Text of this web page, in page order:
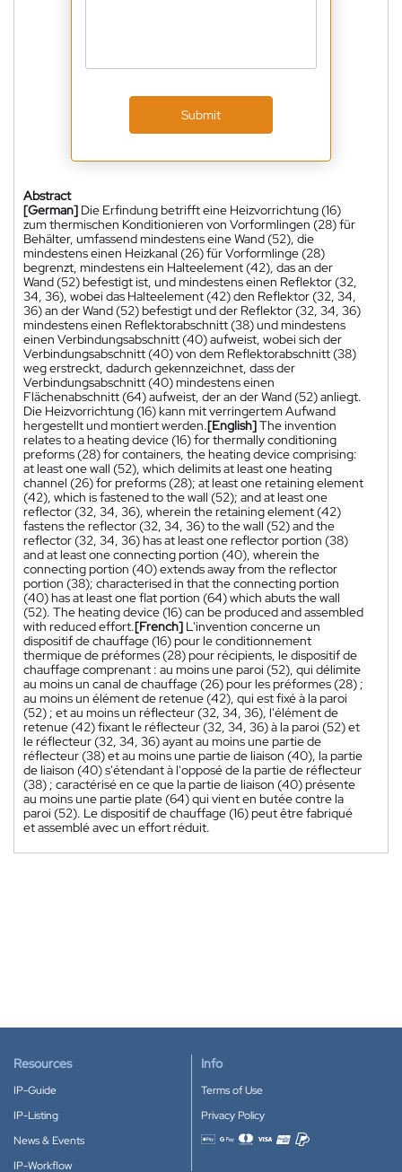
Submit
Abstract
[German] Die Erfindung betrifft eine Heizvorrichtung (16)
zum thermischen Konditionieren von Vorformlingen (28) für
Behälter, umfassend mindestens eine Wand (52), die
mindestens einen Heizkanal (26) für Vorformlinge (28)
begrenzt, mindestens ein Halteelement (42), das an der
Wand (52) befestigt ist, und mindestens einen Reflektor (32,
34, 36), wobei das Halteelement (42) den Reflektor (32, 34,
36) an der Wand (52) befestigt und der Reflektor (32, 34, 36)
mindestens einen Reflektorabschnitt (38) und mindestens
einen Verbindungsabschnitt (40) aufweist, wobei sich der
Verbindungsabschnitt (40) von dem Reflektorabschnitt (38)
weg erstreckt, dadurch gekennzeichnet, dass der
Verbindungsabschnitt (40) mindestens einen
Flächenabschnitt (64) aufweist, der an der Wand (52) anliegt.
Die Heizvorrichtung (16) kann mit verringertem Aufwand
hergestellt und montiert werden.[English]The invention
relates to a heating device (16) for thermally conditioning
preforms (28) for containers, the heating device comprising:
at least one wall (52), which delimits at least one heating
channel (26) for preforms (28); at least one retaining element
(42), which is fastened to the wall (52); and at least one
reflector (32, 34, 36), wherein the retaining element (42)
fastens the reflector (32, 34, 36) to the wall (52) and the
reflector (32, 34, 36) has at least one reflector portion (38)
and at least one connecting portion (40), wherein the
connecting portion (40) extends away from the reflector
portion (38); characterised in that the connecting portion
(40) has at least one flat portion (64) which abuts the wall
(52). The heating device (16) can be produced and assembled
with reduced effort.[French] L'invention concerne un
dispositif de chauffage (16) pour le conditionnement
thermique de préformes (28) pour récipients, le dispositif de
chauffage comprenant : au moins une paroi (52), qui délimite
au moins un canal de chauffage (26) pour les préformes (28) ;
au moins un élément de retenue (42), qui est fixé à la paroi
(52) ; et au moins un réflecteur (32, 34, 36), l'élément de
retenue (42) fixant le réflecteur (32, 34, 36) à la paroi (52) et
le réflecteur (32, 34, 36) ayant au moins une partie de
réflecteur (38) et au moins une partie de liaison (40), la partie
de liaison (40) s'étendant à l'opposé de la partie de réflecteur
(38) ; caractérisé en ce que la partie de liaison (40) présente
au moins une partie plate (64) qui vient en butée contre la
paroi (52). Le dispositif de chauffage (16) peut être fabriqué
et assemblé avec un effort réduit.
Resources
IP-Guide
IP-Listing
News & Events
IP-Workflow
Info
Terms of Use
Privacy Policy
Accepted payment methods